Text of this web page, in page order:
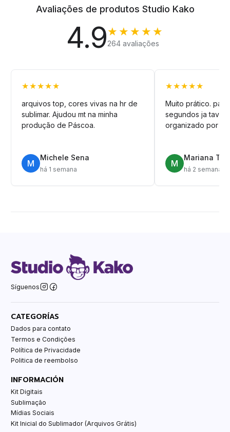
Avaliações de produtos Studio Kako
4.9★★★★★
264 avaliações
★★★★★
arquivos top, cores vivas na hr de
sublimar. Ajudou mt na minha
produção de Páscoa.
M
Michele Sena
há 1 semana
★★★★★
Muito prático.
segundos ja tava
organizado por
M
Mariana T.
há 2 semanas
Síguenos
CATEGORÍAS
Dados para contato
Termos e Condições
Política de Privacidade
Politica de reembolso
INFORMACIÓN
Kit Digitais
Sublimação
Mídias Sociais
Kit Inicial do Sublimador (Arquivos Grátis)